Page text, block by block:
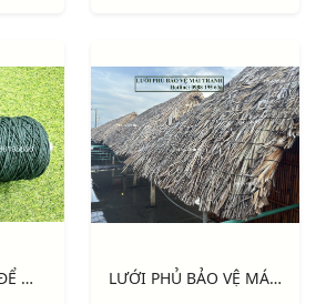
LƯỚI SỢI DÙNG ĐỂ MAY VÁ LƯỚI SÂN BÓNG LƯỚI PHỦ BẢO VỆ MÁI TRANH, MÁI LÁ RESORT